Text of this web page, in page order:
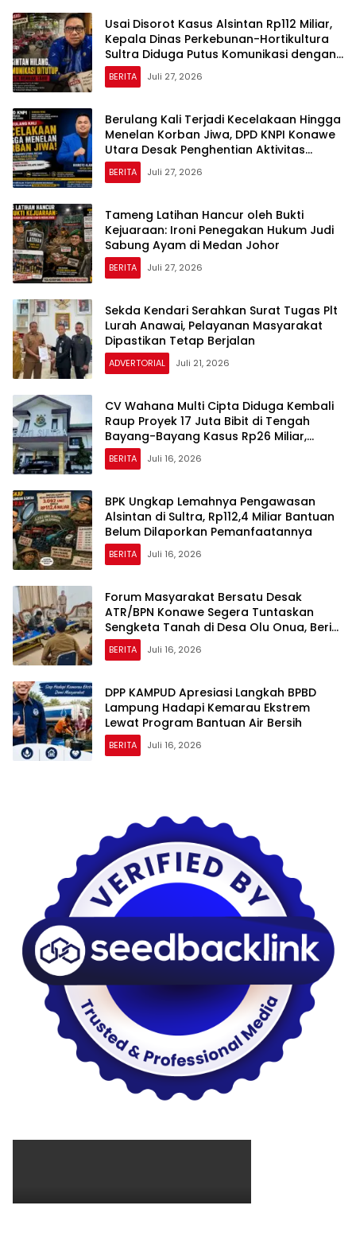
Usai Disorot Kasus Alsintan Rp112 Miliar,
Kepala Dinas Perkebunan-Hortikultura
Sultra Diduga Putus Komunikasi dengan
Media
BERITA Juli 27, 2026
Berulang Kali Terjadi Kecelakaan Hingga
Menelan Korban Jiwa, DPD KNPI Konawe
Utara Desak Penghentian Aktivitas
Hauling dan Evaluasi Total Perizinan PT
Sultra Prima Lestari
BERITA Juli 27, 2026
Tameng Latihan Hancur oleh Bukti
Kejuaraan: Ironi Penegakan Hukum Judi
Sabung Ayam di Medan Johor
BERITA Juli 27, 2026
Sekda Kendari Serahkan Surat Tugas Plt
Lurah Anawai, Pelayanan Masyarakat
Dipastikan Tetap Berjalan
ADVERTORIAL Juli 21, 2026
CV Wahana Multi Cipta Diduga Kembali
Raup Proyek 17 Juta Bibit di Tengah
Bayang-Bayang Kasus Rp26 Miliar,
Kasipenkum: Kami Menunggu P21 dari
Polda Sultra
BERITA Juli 16, 2026
BPK Ungkap Lemahnya Pengawasan
Alsintan di Sultra, Rp112,4 Miliar Bantuan
Belum Dilaporkan Pemanfaatannya
BERITA Juli 16, 2026
Forum Masyarakat Bersatu Desak
ATR/BPN Konawe Segera Tuntaskan
Sengketa Tanah di Desa Olu Onua, Beri
Tenggat Waktu 2×24 Jam
BERITA Juli 16, 2026
DPP KAMPUD Apresiasi Langkah BPBD
Lampung Hadapi Kemarau Ekstrem
Lewat Program Bantuan Air Bersih
BERITA Juli 16, 2026